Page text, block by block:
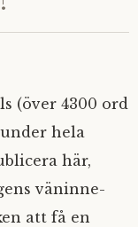
(över 4300 ord
hela
här,
väninne-
att få en